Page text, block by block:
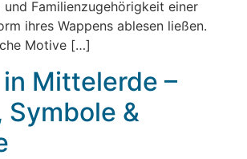
und Familienzugehörigkeit einer
ihres Wappens ablesen ließen.
Motive […]
Mittelerde –
Symbole &